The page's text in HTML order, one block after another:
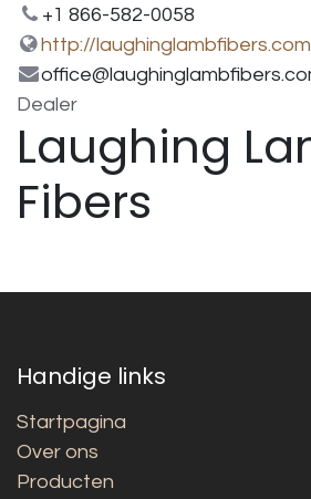
+1 866-582-0058
http://laughinglambfibers.com
Dealer
Laughing
Fibers
Handige links
Startpagina
Over ons
Producten